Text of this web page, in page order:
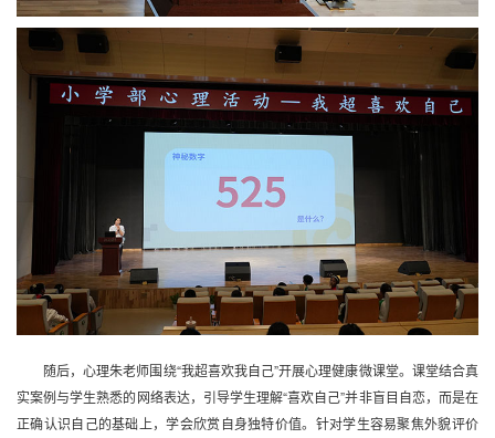
随后，心理朱老师围绕“我超喜欢我自己”开展心理健康微课堂。课堂结合真
实案例与学生熟悉的网络表达，引导学生理解“喜欢自己”并非盲目自恋，而是在
正确认识自己的基础上，学会欣赏自身独特价值。针对学生容易聚焦外貌评价